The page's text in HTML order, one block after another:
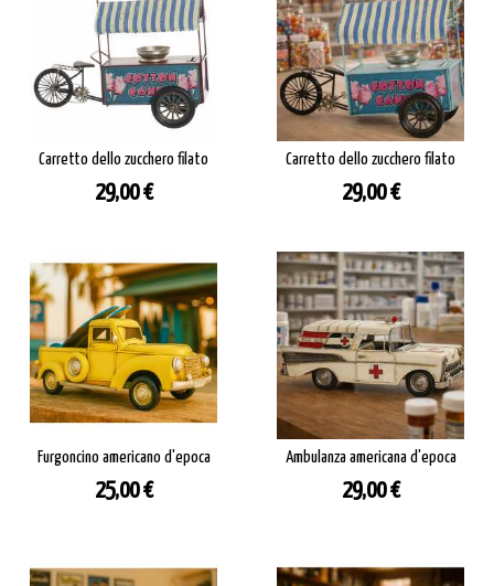
Carretto dello zucchero filato
Prezzo
29,00 €
Carretto dello zucchero filato
Prezzo
29,00 €
Furgoncino americano d'epoca
Prezzo
25,00 €
Ambulanza americana d'epoca
Prezzo
29,00 €